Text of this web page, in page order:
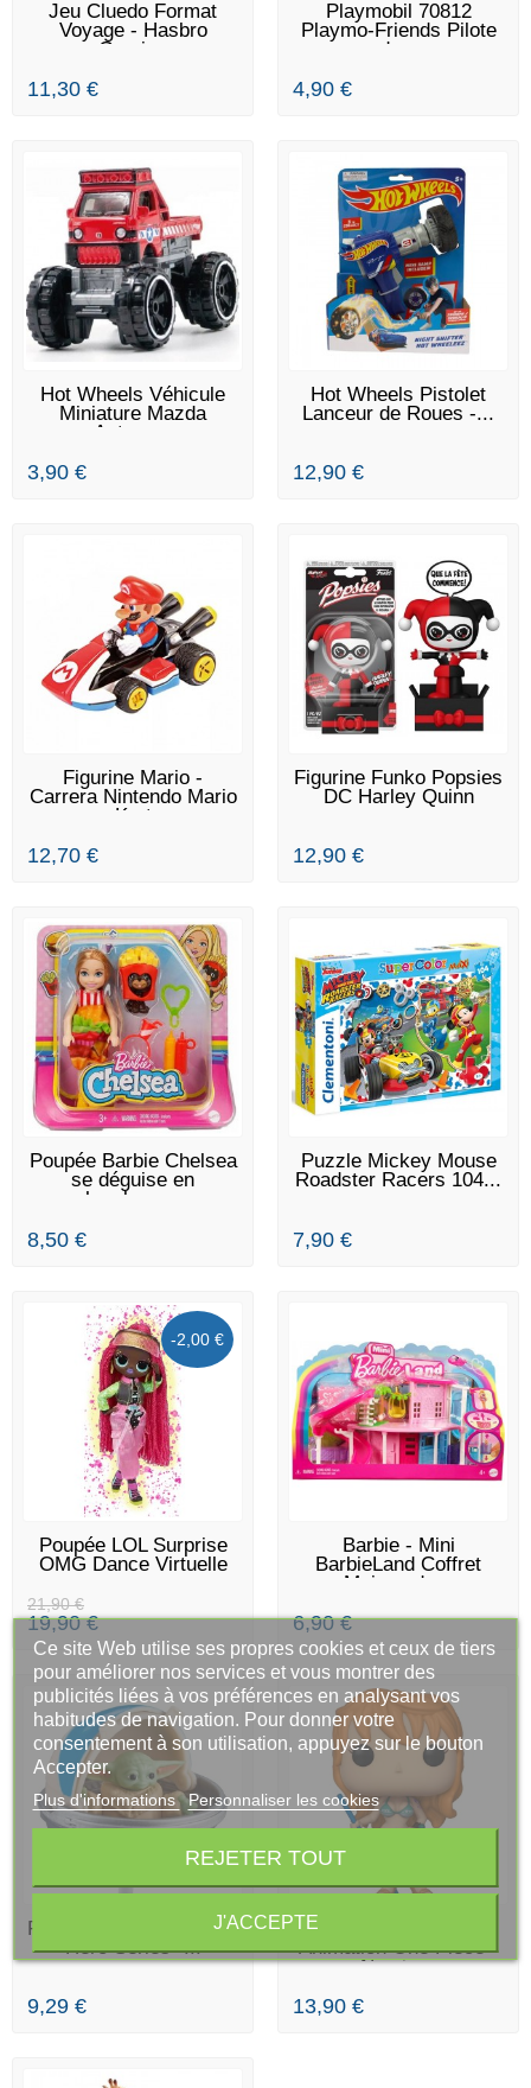
EN STOCK
Jeu Cluedo Format
Voyage - Hasbro
Gaming
11,30 €
EN STOCK
Playmobil 70812
Playmo-Friends Pilote
de...
4,90 €
EN STOCK
Hot Wheels Véhicule
Miniature Mazda
Autozam
3,90 €
EN STOCK
Hot Wheels Pistolet
Lanceur de Roues -...
12,90 €
EN STOCK
Figurine Mario -
Carrera Nintendo Mario
Kart
12,70 €
EN STOCK
Figurine Funko Popsies
DC Harley Quinn
12,90 €
EN STOCK
Poupée Barbie Chelsea
se déguise en
hamburger
8,50 €
EN STOCK
Puzzle Mickey Mouse
Roadster Racers 104...
7,90 €
-2,00 €
EN STOCK
Poupée LOL Surprise
OMG Dance Virtuelle
21,90 €
19,90 €
EN STOCK
Barbie - Mini
BarbieLand Coffret
Maison de...
6,90 €
Figurine Star Wars Epic
Hero Series -...
9,29 €
Animation One Piece -
Nami -...
13,90 €
Ce site Web utilise ses propres cookies et ceux de tiers
pour améliorer nos services et vous montrer des
publicités liées à vos préférences en analysant vos
habitudes de navigation. Pour donner votre
consentement à son utilisation, appuyez sur le bouton
Accepter.
Plus d'informations Personnaliser les cookies
REJETER TOUT
J'ACCEPTE